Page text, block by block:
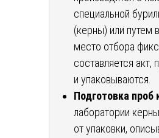
специальной
(керны) или путем
место отбора
составляется
и упаковываются.
Подготовка проб
лаборатории
от упаковки,